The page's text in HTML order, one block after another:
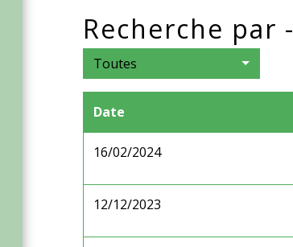
Recherche par -
Toutes
Date
16/02/2024
12/12/2023